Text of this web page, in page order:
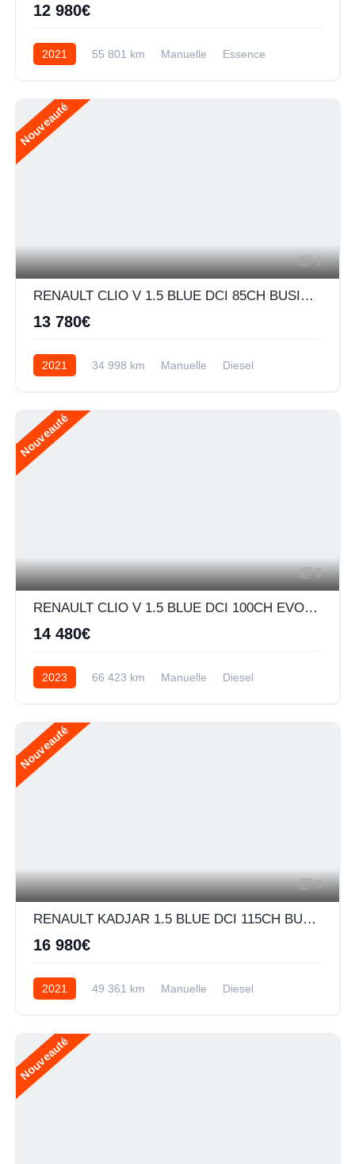
12 980€
2021 55 801 km Manuelle Essence
Nouveauté
1
RENAULT CLIO V 1.5 BLUE DCI 85CH BUSINESS
13 780€
2021 34 998 km Manuelle Diesel
Nouveauté
5
RENAULT CLIO V 1.5 BLUE DCI 100CH EVOLUTION
14 480€
2023 66 423 km Manuelle Diesel
Nouveauté
8
RENAULT KADJAR 1.5 BLUE DCI 115CH BUSINESS - 21
16 980€
2021 49 361 km Manuelle Diesel
Nouveauté